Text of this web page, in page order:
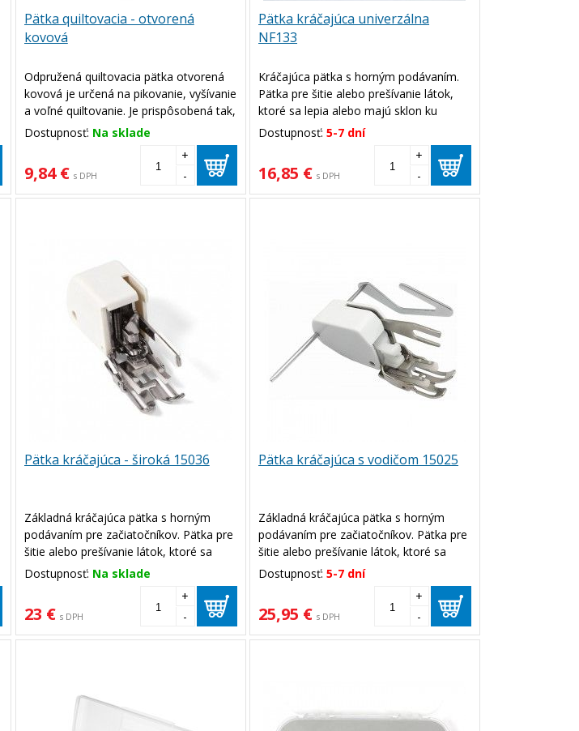
Pätka quiltovacia - otvorená
kovová
Odpružená quiltovacia pätka otvorená
kovová je určená na pikovanie, vyšívanie
a voľné quiltovanie. Je prispôsobená tak,
aby dokázala ľahko preskakovať z
miesta na miesto. Je otvorená, takže
Dostupnosť: Na sklade
9,84 € s DPH
+
-
Pätka kráčajúca univerzálna
NF133
Kráčajúca pätka s horným podávaním.
Pätka pre šitie alebo prešívanie látok,
ktoré sa lepia alebo majú sklon ku
kĺzaniu. Užitočná je pri šití viac vrstiev
materiálu.
Dostupnosť: 5-7 dní
16,85 € s DPH
+
-
Pätka kráčajúca - široká 15036
Základná kráčajúca pätka s horným
podávaním pre začiatočníkov. Pätka pre
šitie alebo prešívanie látok, ktoré sa
lepia alebo majú sklon ku kĺzaniu.
Užitočná je pri šití viac vrstiev materiálu.
Pri šití nastavte strednú šírku šitia a
dĺžku šitia 0-4.
Dostupnosť: Na sklade
23 € s DPH
+
-
Pätka kráčajúca s vodičom 15025
Základná kráčajúca pätka s horným
podávaním pre začiatočníkov. Pätka pre
šitie alebo prešívanie látok, ktoré sa
lepia alebo majú sklon ku kĺzaniu.
Užitočná je pri šití viac vrstiev materiálu.
Pri šití nastavte strednú šírku šitia a
dĺžku šitia 0-4.
Dostupnosť: 5-7 dní
25,95 € s DPH
+
-